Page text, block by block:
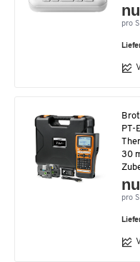
pro
PT-
30
pro